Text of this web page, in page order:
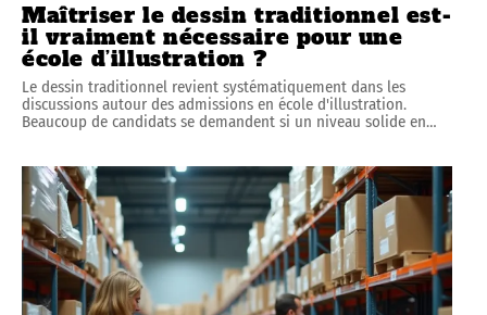
Maîtriser le dessin traditionnel est-
il vraiment nécessaire pour une
école d’illustration ?
Le dessin traditionnel revient systématiquement dans les
discussions autour des admissions en école d'illustration.
Beaucoup de candidats se demandent si un niveau solide en…